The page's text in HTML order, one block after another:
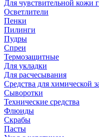
Для чувствительной кожи
Осветлители
Пенки
Пилинги
Пудры
Спреи
Термозащитные
Для укладки
Для расчесывания
Средства для химической
Сыворотки
Технические средства
Флюиды
Скрабы
Пасты